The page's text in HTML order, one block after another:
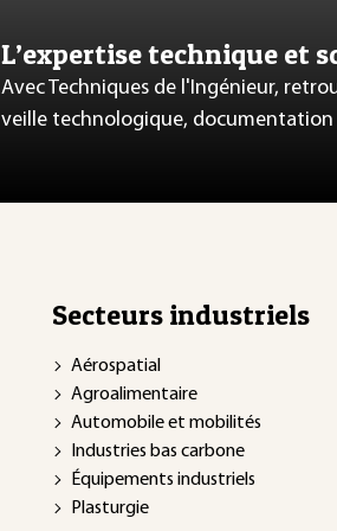
L’expertise technique et
Avec Techniques de l'Ingénieur,
veille technologique,
Secteurs industriels
Aérospatial
Agroalimentaire
Automobile et mobilités
Industries bas carbone
Équipements industriels
Plasturgie